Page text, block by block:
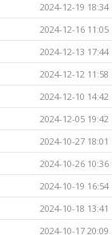
2024-12-19 18:34
2024-12-16 11:05
2024-12-13 17:44
2024-12-12 11:58
2024-12-10 14:42
2024-12-05 19:42
2024-10-27 18:01
2024-10-26 10:36
2024-10-19 16:54
2024-10-18 13:41
2024-10-17 20:09